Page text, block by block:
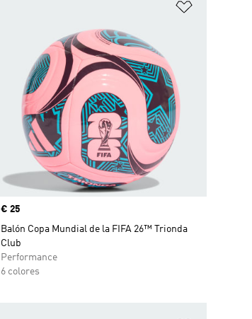
Precio
€ 25
Balón Copa Mundial de la FIFA 26™ Trionda
Club
Performance
6 colores